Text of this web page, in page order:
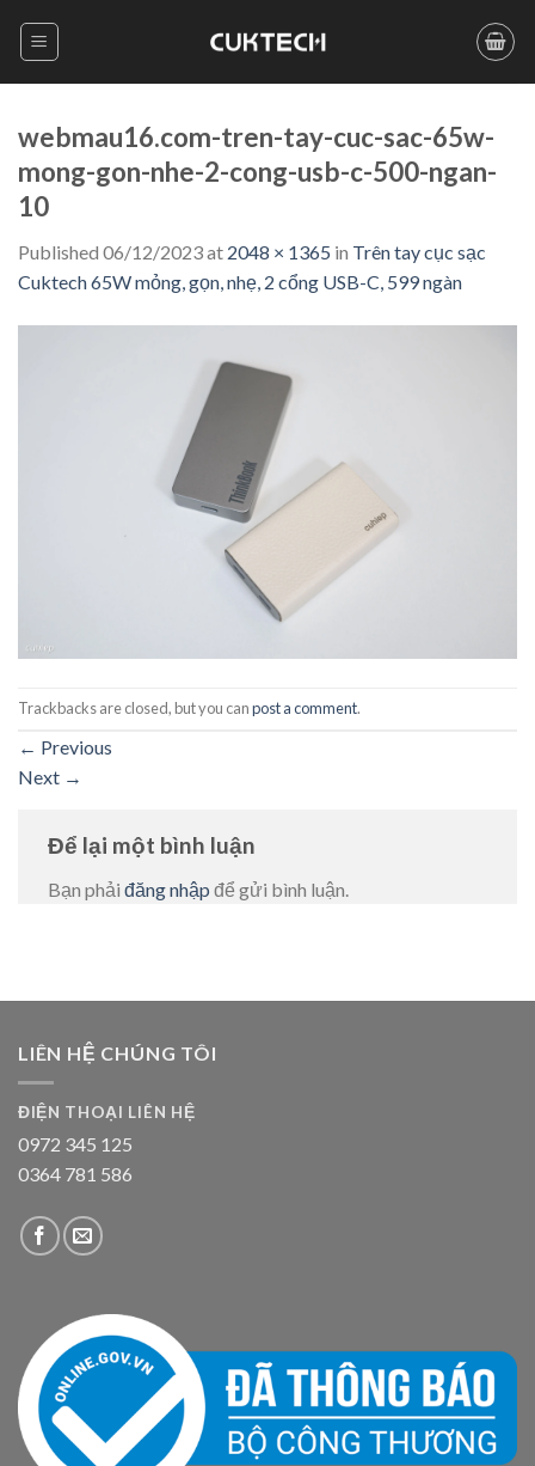
webmau16.com-tren-tay-cuc-sac-65w-
mong-gon-nhe-2-cong-usb-c-500-ngan-
10
Published 06/12/2023at 2048 × 1365 in Trên tay cục sạc
Cuktech 65W mỏng, gọn, nhẹ, 2 cổng USB-C, 599 ngàn
Trackbacks are closed, but you canpost a comment.
← Previous
Next →
Để lại một bình luận
Bạn phải đăng nhập để gửi bình luận.
LIÊN HỆ CHÚNG TÔI
ĐIỆN THOẠI LIÊN HỆ
0972 345 125
0364 781 586